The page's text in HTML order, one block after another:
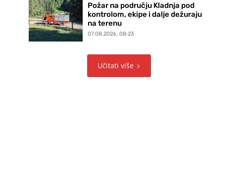
Požar na području Kladnja pod
kontrolom, ekipe i dalje dežuraju
na terenu
07.08.2026. 08:23
Učitati više